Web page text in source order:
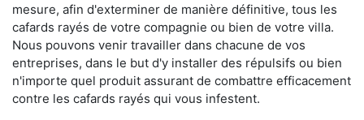
mesure, afin d'exterminer de manière définitive, tous les
cafards rayés de votre compagnie ou bien de votre villa.
Nous pouvons venir travailler dans chacune de vos
entreprises, dans le but d'y installer des répulsifs ou bien
n'importe quel produit assurant de combattre efficacement
contre les cafards rayés qui vous infestent.